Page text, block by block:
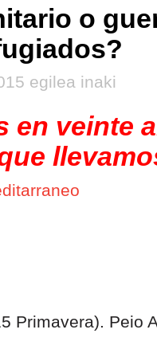
o
egilea inaki
en veinte
Primavera). Peio